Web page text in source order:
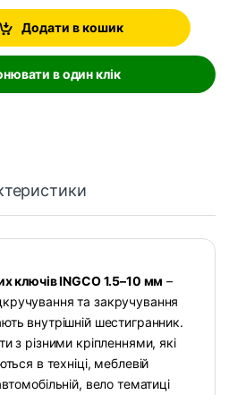
Додати в кошик
в один клік
ключів INGCO 1.5–10 мм –
та закручування
внутрішній шестигранник.
з різними кріпленнями, які
в техніці, меблевій
вело тематиці